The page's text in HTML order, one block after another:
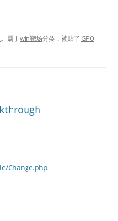
。属于win靶场分类，被贴了 GPO
Change.php